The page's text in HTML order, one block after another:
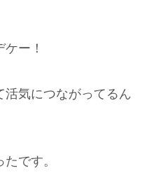
ー！
気につながってるん
です。